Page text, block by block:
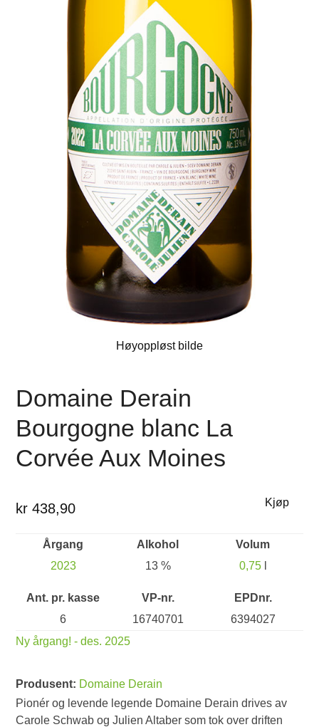
Høyoppløst bilde
Domaine Derain
Bourgogne blanc La
Corvée Aux Moines
kr 438,90 Kjøp
Årgang
2023
Alkohol
13 %
Volum
0,75l
Ant. pr. kasse
6
VP-nr.
16740701
EPDnr.
6394027
Ny årgang! - des. 2025
Produsent: Domaine Derain
Pionér og levende legende Domaine Derain drives av
Carole Schwab og Julien Altaber som tok over driften